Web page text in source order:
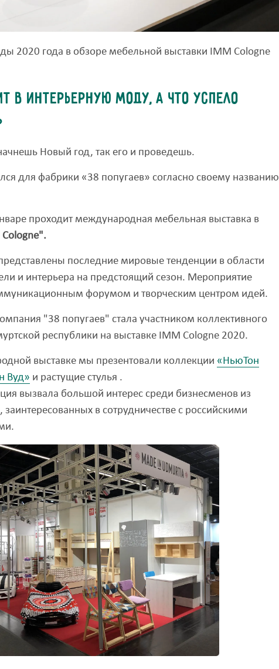
2020 года в обзоре мебельной выставки IMM Cologne
в интерьерную моду, а что успело
Новый год, так его и проведешь.
для фабрики «38 попугаев» согласно своему названию
проходит международная мебельная выставка в
последние мировые тенденции в области
и интерьера на предстоящий сезон. Мероприятие
форумом и творческим центром идей.
"38 попугаев" стала участником коллективного
республики на выставке IMM Cologne 2020.
выставке мы презентовали коллекции «НьюТон
Вуд» и растущие стулья .
вызвала большой интерес среди бизнесменов из
заинтересованных в сотрудничестве с российскими